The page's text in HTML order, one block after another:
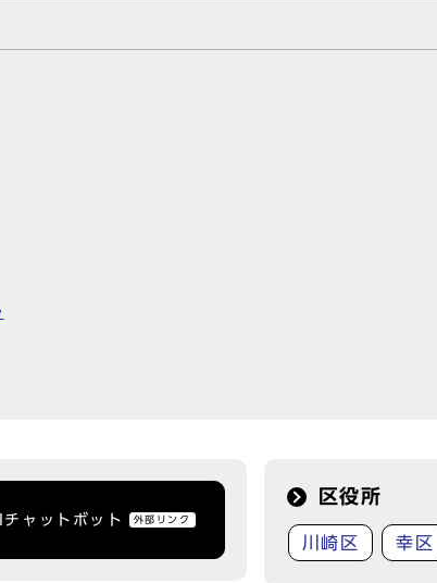
ャットボット 外部リンク
区役所
川崎区 幸区